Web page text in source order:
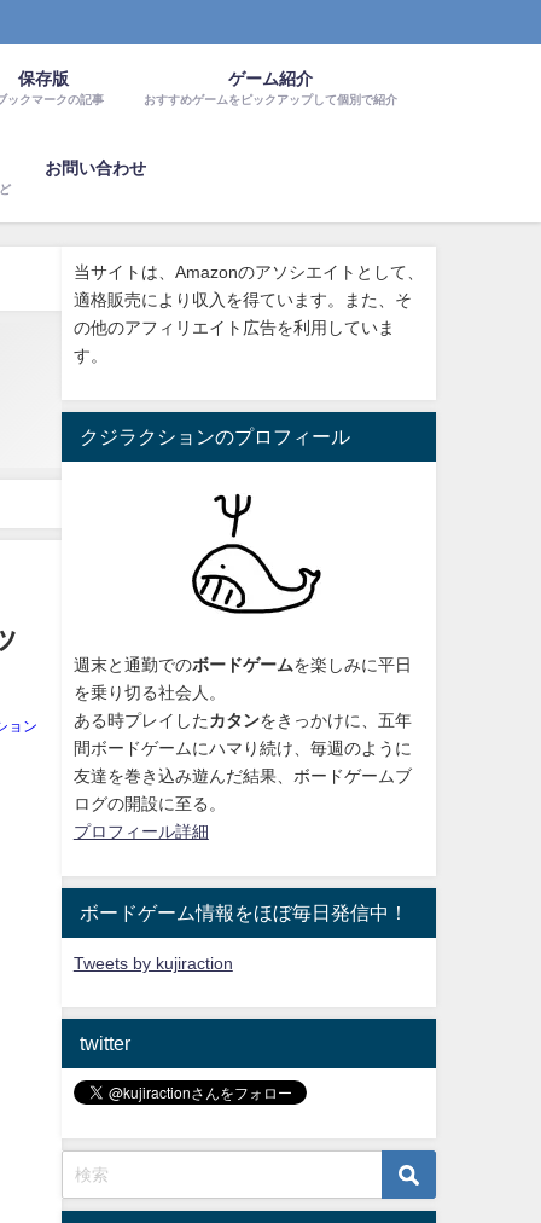
保存版
ックマークの記事
ゲーム紹介
おすすめゲームをピックアップして個別で紹介
お問い合わせ
ョン
当サイトは、Amazonのアソシエイトとして、
適格販売により収入を得ています。また、そ
の他のアフィリエイト広告を利用していま
す。
クジラクションのプロフィール
週末と通勤でのボードゲームを楽しみに平日
を乗り切る社会人。
ある時プレイした カタンをきっかけに、 五年
間ボードゲームにハマり続け 、毎週のように
友達を巻き込み遊んだ結果、ボードゲームブ
ログの開設に至る。
プロフィール詳細
ボードゲーム情報をほぼ毎日発信中！
Tweets by kujiraction
twitter